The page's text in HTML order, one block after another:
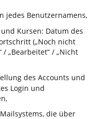
jedes Benutzernamens,
Kursen: Datum des
(„Noch nicht
/ „Bearbeitet“ / „Nicht
des Accounts und
Login und
die über